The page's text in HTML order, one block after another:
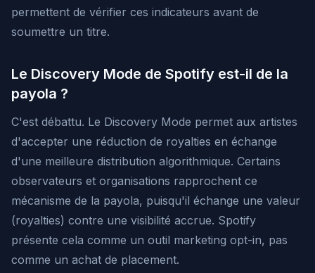
permettent de vérifier ces indicateurs avant de
soumettre un titre.
Le Discovery Mode de Spotify est-il de la
payola ?
C'est débattu. Le Discovery Mode permet aux artistes
d'accepter une réduction de royalties en échange
d'une meilleure distribution algorithmique. Certains
observateurs et organisations rapprochent ce
mécanisme de la payola, puisqu'il échange une valeur
(royalties) contre une visibilité accrue. Spotify
présente cela comme un outil marketing opt-in, pas
comme un achat de placement.